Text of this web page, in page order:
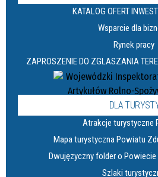
KATALOG OFERT
Wsparcie dla
Rynek pracy
ZAPROSZENIE DO ZGLASZANIA
DLA
Atrakcje turystyczne
Mapa turystyczna Powiatu
Dwujęzyczny folder o
Szlaki